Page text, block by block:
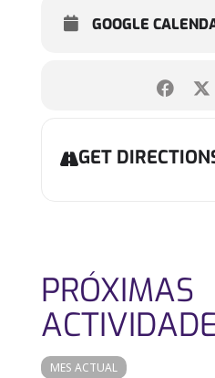
GOOGLE
GET
PRÓXIMAS
MES ACTUAL